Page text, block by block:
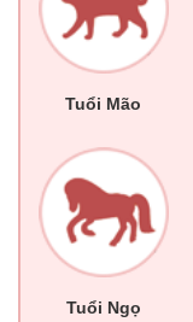
Tuổi Mão
Tuổi Ngọ